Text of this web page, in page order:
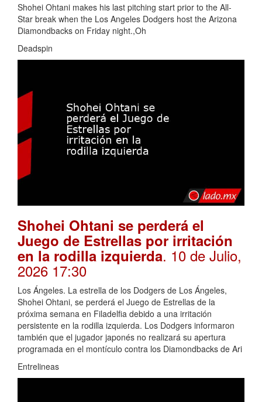
Shohei Ohtani makes his last pitching start prior to the All-
Star break when the Los Angeles Dodgers host the Arizona
Diamondbacks on Friday night.,Oh
Deadspin
Shohei Ohtani se perderá el
Juego de Estrellas por irritación
en la rodilla izquierda. 10 de Julio,
2026 17:30
Los Ángeles. La estrella de los Dodgers de Los Ángeles,
Shohei Ohtani, se perderá el Juego de Estrellas de la
próxima semana en Filadelfia debido a una irritación
persistente en la rodilla izquierda. Los Dodgers informaron
también que el jugador japonés no realizará su apertura
programada en el montículo contra los Diamondbacks de Ari
Entrelineas